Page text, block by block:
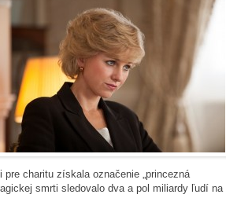
charitu získala označenie „princezná
smrti sledovalo dva a pol miliardy ľudí na